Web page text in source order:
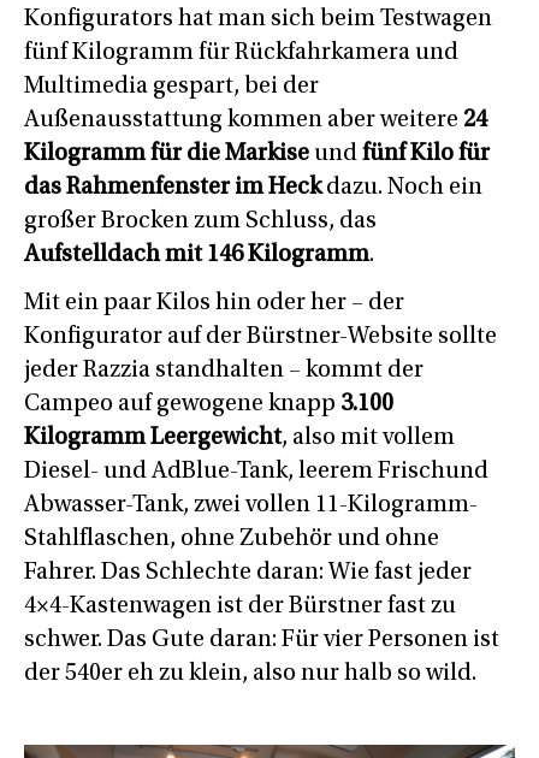
Konfigurators hat man sich beim Testwagen
fünf Kilogramm für Rückfahrkamera und
Multimedia gespart, bei der
Außenausstattung kommen aber weitere 24
Kilogramm für die Markise und fünf Kilo für
das Rahmenfenster im Heckdazu. Noch ein
großer Brocken zum Schluss, das
Aufstelldach mit 146 Kilogramm.
Mit ein paar Kilos hin oder her – der
Konfigurator auf der Bürstner-Website sollte
jeder Razzia standhalten – kommt der
Campeo auf gewogene knapp 3.100
Kilogramm Leergewicht, also mit vollem
Diesel- und AdBlue-Tank, leerem Frischund
Abwasser-Tank, zwei vollen 11-Kilogramm-
Stahlflaschen, ohne Zubehör und ohne
Fahrer. Das Schlechte daran: Wie fast jeder
4×4-Kastenwagen ist der Bürstner fast zu
schwer. Das Gute daran: Für vier Personen ist
der 540er eh zu klein, also nur halb so wild.